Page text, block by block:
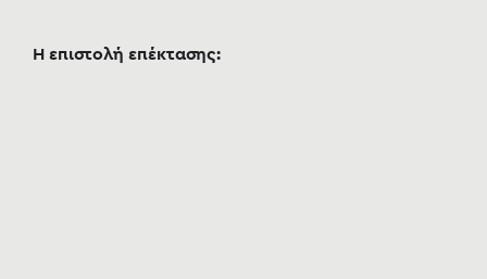
Η επιστολή επέκτασης: